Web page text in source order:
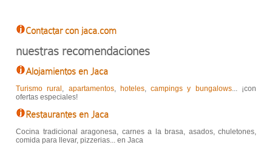
Contactar con jaca.com
nuestras recomendaciones
Alojamientos en Jaca
Turismo rural apartamentos, hoteles,campings y bungalows... ¡con
ofertas especiales!
Restaurantes en Jaca
Cocina tradicional aragonesa, carnes a la brasa, asados, chuletones,
comida para llevar, pizzerias... en Jaca